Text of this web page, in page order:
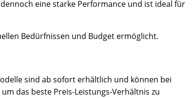
eine starke Performance und ist ideal für
Bedürfnissen und Budget ermöglicht.
sind ab sofort erhältlich und können bei
das beste Preis-Leistungs-Verhältnis zu